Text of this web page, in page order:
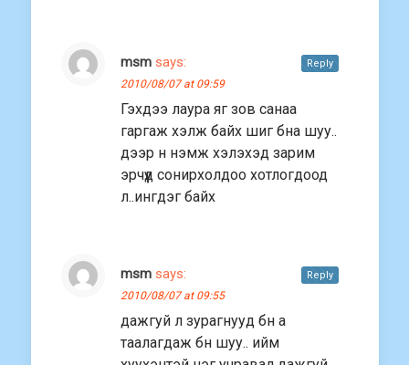
msm says:
2010/08/07 at 09:59
Гэхдээ лаура яг зов санаа
гаргаж хэлж байх шиг бна шуу..
дээр н нэмж хэлэхэд зарим
эрчүүд сонирхолдоо хотлогдоод
л..ингдэг байх
Reply
msm says:
2010/08/07 at 09:55
дажгуй л зурагнууд бн а
таалагдаж бн шуу.. ийм
Reply